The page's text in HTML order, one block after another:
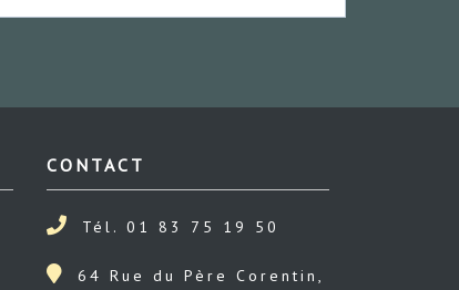
CONTACT
Tél. 01 83 75 19 50
64 Rue du Père Corentin,